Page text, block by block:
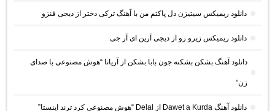
دانلود ریمیکس سیتیزن دل پاکتم من با آهنگ ترکی دختر از دیجی فنزو
دانلود ریمیکس زیرو رو از دیجی آرین ای آر جی
دانلود آهنگ بشکن بشکنه جون بابا بشکن از آریانا “هوش مصنوعی با صدای
زن”
دانلود آهنگ Dawet a Kurda از Delal “هوش مصنوعی کرد ترند اینستا”